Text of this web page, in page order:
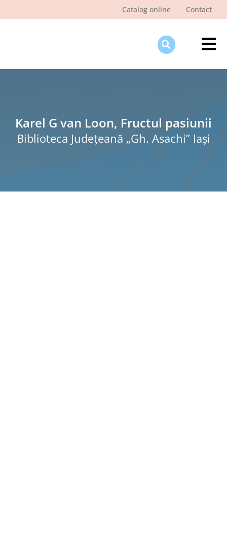
Catalog online Contact
Karel G van Loon, Fructul pasiunii
Biblioteca Judeţeană „Gh. Asachi” Iaşi